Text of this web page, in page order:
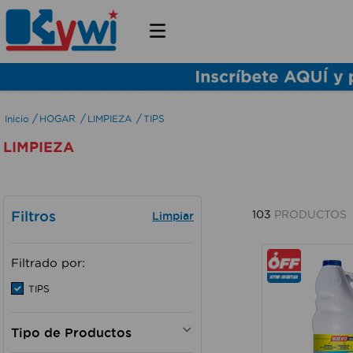
HOGAR LIMPIEZA TIPS
LIMPIEZA
Filtros
Filtrado por:
TIPS
103 PRODUCTOS